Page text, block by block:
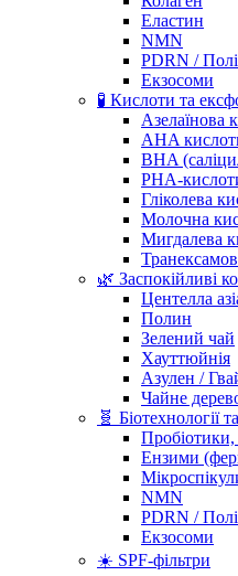
Еластин
NMN
PDRN /
Екзосоми
🧪 Кислоти та
Азелаїнова
AHA
BHA
PHA-
Гліколева
Молочна
Мигдалева
🌿 Заспокійливі
Центелла
Полин
Зелений чай
Хауттюйнія
Азулен /
Чайне
🧬 Біотехнології
Пробіотики,
Ензими
NMN
PDRN /
Екзосоми
☀️ SPF-фільтри